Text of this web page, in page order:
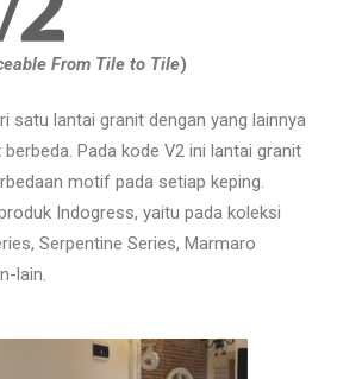
From Tile to Tile)
satu lantai granit dengan yang lainnya
Pada kode V2 ini lantai granit
motif pada setiap keping.
Indogress, yaitu pada koleksi
Serpentine Series, Marmaro
lain.